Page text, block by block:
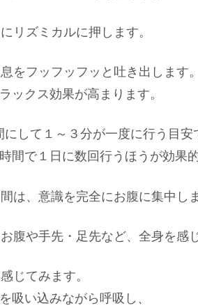
リズミカルに押します。
をフッフッフッと吐き出します。
ックス効果が高まります。
して１～３分が一度に行う目安
間で１日に数回行うほうが効果的
は、意識を完全にお腹に集中しま
腹や手先・足先など、全身を感
じてみます。
吸い込みながら呼吸し、